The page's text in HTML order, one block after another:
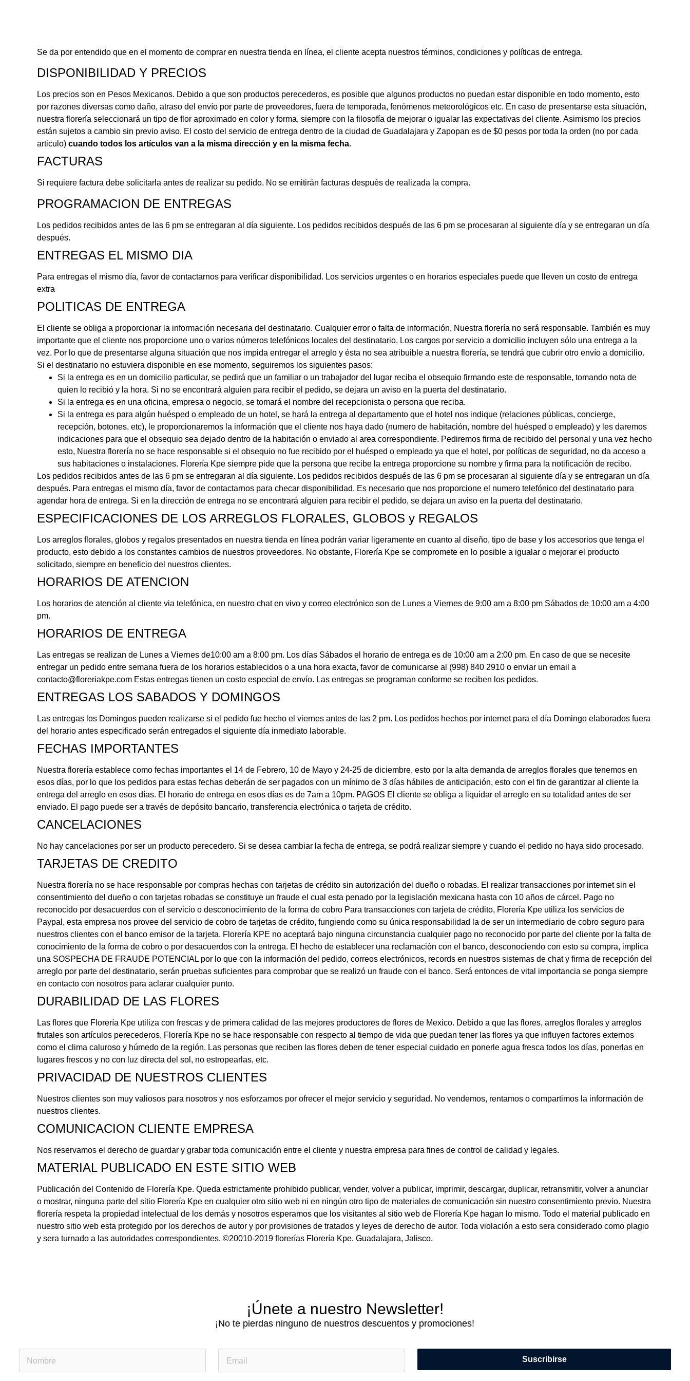
Se da por entendido que en el momento de comprar en nuestra tienda en línea, el cliente acepta nuestros términos, condiciones y políticas de entrega.
DISPONIBILIDAD Y PRECIOS
Los precios son en Pesos Mexicanos. Debido a que son productos perecederos, es posible que algunos productos no puedan estar disponible en todo momento, esto
por razones diversas como daño, atraso del envío por parte de proveedores, fuera de temporada, fenómenos meteorológicos etc. En caso de presentarse esta situación,
nuestra florería seleccionará un tipo de flor aproximado en color y forma, siempre con la filosofía de mejorar o igualar las expectativas del cliente. Asimismo los precios
están sujetos a cambio sin previo aviso. El costo del servicio de entrega dentro de la ciudad de Guadalajara y Zapopan es de $0 pesos por toda la orden (no por cada
articulo) cuando todos los artículos van a la misma dirección y en la misma fecha.
FACTURAS
Si requiere factura debe solicitarla antes de realizar su pedido. No se emitirán facturas después de realizada la compra.
PROGRAMACION DE ENTREGAS
Los pedidos recibidos antes de las 6 pm se entregaran al día siguiente. Los pedidos recibidos después de las 6 pm se procesaran al siguiente día y se entregaran un día
después.
ENTREGAS EL MISMO DIA
Para entregas el mismo día, favor de contactarnos para verificar disponibilidad. Los servicios urgentes o en horarios especiales puede que lleven un costo de entrega
extra
POLITICAS DE ENTREGA
El cliente se obliga a proporcionar la información necesaria del destinatario. Cualquier error o falta de información, Nuestra florería no será responsable. También es muy
importante que el cliente nos proporcione uno o varios números telefónicos locales del destinatario. Los cargos por servicio a domicilio incluyen sólo una entrega a la
vez. Por lo que de presentarse alguna situación que nos impida entregar el arreglo y ésta no sea atribuible a nuestra florería, se tendrá que cubrir otro envío a domicilio.
Si el destinatario no estuviera disponible en ese momento, seguiremos los siguientes pasos:
Si la entrega es en un domicilio particular, se pedirá que un familiar o un trabajador del lugar reciba el obsequio firmando este de responsable, tomando nota de
quien lo recibió y la hora. Si no se encontrará alguien para recibir el pedido, se dejara un aviso en la puerta del destinatario.
Si la entrega es en una oficina, empresa o negocio, se tomará el nombre del recepcionista o persona que reciba.
Si la entrega es para algún huésped o empleado de un hotel, se hará la entrega al departamento que el hotel nos indique (relaciones públicas, concierge,
recepción, botones, etc), le proporcionaremos la información que el cliente nos haya dado (numero de habitación, nombre del huésped o empleado) y les daremos
indicaciones para que el obsequio sea dejado dentro de la habitación o enviado al area correspondiente. Pediremos firma de recibido del personal y una vez hecho
esto, Nuestra florería no se hace responsable si el obsequio no fue recibido por el huésped o empleado ya que el hotel, por políticas de seguridad, no da acceso a
sus habitaciones o instalaciones. Florería Kpe siempre pide que la persona que recibe la entrega proporcione su nombre y firma para la notificación de recibo.
Los pedidos recibidos antes de las 6 pm se entregaran al día siguiente. Los pedidos recibidos después de las 6 pm se procesaran al siguiente día y se entregaran un día
después. Para entregas el mismo día, favor de contactarnos para checar disponibilidad. Es necesario que nos proporcione el numero telefónico del destinatario para
agendar hora de entrega. Si en la dirección de entrega no se encontrará alguien para recibir el pedido, se dejara un aviso en la puerta del destinatario.
ESPECIFICACIONES DE LOS ARREGLOS FLORALES, GLOBOS y REGALOS
Los arreglos florales, globos y regalos presentados en nuestra tienda en línea podrán variar ligeramente en cuanto al diseño, tipo de base y los accesorios que tenga el
producto, esto debido a los constantes cambios de nuestros proveedores. No obstante, Florería Kpe se compromete en lo posible a igualar o mejorar el producto
solicitado, siempre en beneficio del nuestros clientes.
HORARIOS DE ATENCION
Los horarios de atención al cliente via telefónica, en nuestro chat en vivo y correo electrónico son de Lunes a Viernes de 9:00 am a 8:00 pm Sábados de 10:00 am a 4:00
pm.
HORARIOS DE ENTREGA
Las entregas se realizan de Lunes a Viernes de10:00 am a 8:00 pm. Los días Sábados el horario de entrega es de 10:00 am a 2:00 pm. En caso de que se necesite
entregar un pedido entre semana fuera de los horarios establecidos o a una hora exacta, favor de comunicarse al (998) 840 2910 o enviar un email a
contacto@floreriakpe.com Estas entregas tienen un costo especial de envío. Las entregas se programan conforme se reciben los pedidos.
ENTREGAS LOS SABADOS Y DOMINGOS
Las entregas los Domingos pueden realizarse si el pedido fue hecho el viernes antes de las 2 pm. Los pedidos hechos por internet para el día Domingo elaborados fuera
del horario antes especificado serán entregados el siguiente día inmediato laborable.
FECHAS IMPORTANTES
Nuestra florería establece como fechas importantes el 14 de Febrero, 10 de Mayo y 24-25 de diciembre, esto por la alta demanda de arreglos florales que tenemos en
esos días, por lo que los pedidos para estas fechas deberán de ser pagados con un mínimo de 3 días hábiles de anticipación, esto con el fin de garantizar al cliente la
entrega del arreglo en esos días. El horario de entrega en esos días es de 7am a 10pm. PAGOS El cliente se obliga a liquidar el arreglo en su totalidad antes de ser
enviado. El pago puede ser a través de depósito bancario, transferencia electrónica o tarjeta de crédito.
CANCELACIONES
No hay cancelaciones por ser un producto perecedero. Si se desea cambiar la fecha de entrega, se podrá realizar siempre y cuando el pedido no haya sido procesado.
TARJETAS DE CREDITO
Nuestra florería no se hace responsable por compras hechas con tarjetas de crédito sin autorización del dueño o robadas. El realizar transacciones por internet sin el
consentimiento del dueño o con tarjetas robadas se constituye un fraude el cual esta penado por la legislación mexicana hasta con 10 años de cárcel. Pago no
reconocido por desacuerdos con el servicio o desconocimiento de la forma de cobro Para transacciones con tarjeta de crédito, Florería Kpe utiliza los servicios de
Paypal, esta empresa nos provee del servicio de cobro de tarjetas de crédito, fungiendo como su única responsabilidad la de ser un intermediario de cobro seguro para
nuestros clientes con el banco emisor de la tarjeta. Florería KPE no aceptará bajo ninguna circunstancia cualquier pago no reconocido por parte del cliente por la falta de
conocimiento de la forma de cobro o por desacuerdos con la entrega. El hecho de establecer una reclamación con el banco, desconociendo con esto su compra, implica
una SOSPECHA DE FRAUDE POTENCIAL por lo que con la información del pedido, correos electrónicos, records en nuestros sistemas de chat y firma de recepción del
arreglo por parte del destinatario, serán pruebas suficientes para comprobar que se realizó un fraude con el banco. Será entonces de vital importancia se ponga siempre
en contacto con nosotros para aclarar cualquier punto.
DURABILIDAD DE LAS FLORES
Las flores que Florería Kpe utiliza con frescas y de primera calidad de las mejores productores de flores de Mexico. Debido a que las flores, arreglos florales y arreglos
frutales son artículos perecederos, Florería Kpe no se hace responsable con respecto al tiempo de vida que puedan tener las flores ya que influyen factores externos
como el clima caluroso y húmedo de la región. Las personas que reciben las flores deben de tener especial cuidado en ponerle agua fresca todos los días, ponerlas en
lugares frescos y no con luz directa del sol, no estropearlas, etc.
PRIVACIDAD DE NUESTROS CLIENTES
Nuestros clientes son muy valiosos para nosotros y nos esforzamos por ofrecer el mejor servicio y seguridad. No vendemos, rentamos o compartimos la información de
nuestros clientes.
COMUNICACION CLIENTE EMPRESA
Nos reservamos el derecho de guardar y grabar toda comunicación entre el cliente y nuestra empresa para fines de control de calidad y legales.
MATERIAL PUBLICADO EN ESTE SITIO WEB
Publicación del Contenido de Florería Kpe. Queda estrictamente prohibido publicar, vender, volver a publicar, imprimir, descargar, duplicar, retransmitir, volver a anunciar
o mostrar, ninguna parte del sitio Florería Kpe en cualquier otro sitio web ni en ningún otro tipo de materiales de comunicación sin nuestro consentimiento previo. Nuestra
florería respeta la propiedad intelectual de los demás y nosotros esperamos que los visitantes al sitio web de Florería Kpe hagan lo mismo. Todo el material publicado en
nuestro sitio web esta protegido por los derechos de autor y por provisiones de tratados y leyes de derecho de autor. Toda violación a esto sera considerado como plagio
y sera turnado a las autoridades correspondientes. ©20010-2019 florerías Florería Kpe. Guadalajara, Jalisco.
¡Únete a nuestro Newsletter!
¡No te pierdas ninguno de nuestros descuentos y promociones!
Suscribirse